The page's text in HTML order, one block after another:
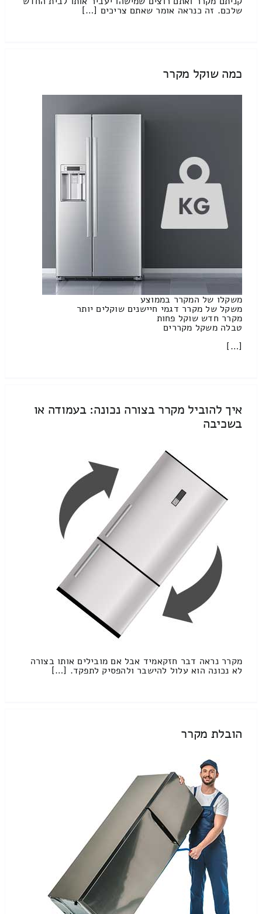
שלכם. זה כנראה אומר שאתם צריכים […]
כמה שוקל מקרר
משקלו של המקרר בממוצע
משקל של מקרר דגמי חיישנים שוקלים יותר
מקרר חדש שוקל פחות
טבלה משקל מקררים
[…]
איך להוביל מקרר בצורה נכונה: בעמודה או
בשכיבה
מקרר נראה דבר חזקאמיד אבל אם מובילים אותו בצורה
לא נכונה הוא עלול להישבר ולהפסיק לתפקד. […]
הובלת מקרר